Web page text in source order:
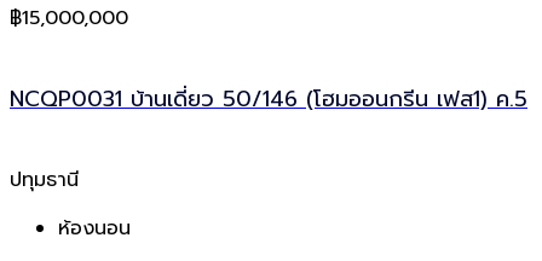
฿15,000,000
NCQP0031 บ้านเดี่ยว 50/146 (โฮมออนกรีน เฟส1) ค.5
ปทุมธานี
ห้องนอน